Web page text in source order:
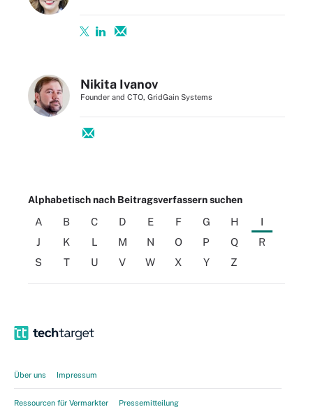
Nikita Ivanov
Founder and CTO, GridGain Systems
Alphabetisch nach Beitragsverfassern suchen
A B C D E F G H
I
J
K L M N O P Q
R
S
T U V W X Y Z
Über uns Impressum
Ressourcen für Vermarkter Pressemitteilung